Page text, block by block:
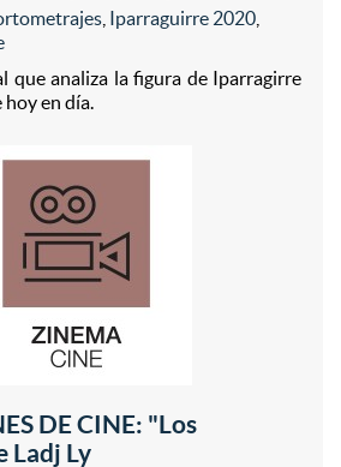
Iparraguirre 2020
que analiza la figura de Iparragirre
hoy en día.
DE CINE: "Los
Ladj Ly